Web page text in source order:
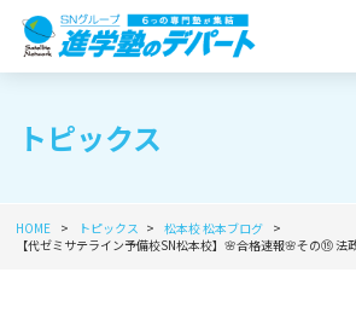
トピックス
HOME トピックス 松本校松本ブログ
【代ゼミサテライン予備校SN松本校】🌸合格速報🌸その⑲ 法